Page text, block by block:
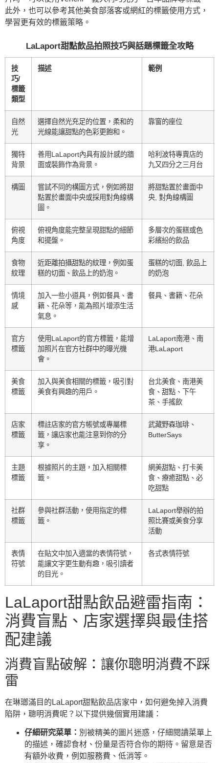
此外，也可以參考其他美食部落客或網紅的標籤使用方式，
學習更有效的標籤策略。
LaLaport甜點飲品拍照技巧與話題標籤全攻略
技
巧/
標籤
類型
描述 範例
自然
光
選擇自然光充足的位置，柔和的
光線能讓甜點的色彩更飽和。
靠窗的座位
獨特
背景
善用LaLaport內具有設計感的牆
面或裝飾作為背景。
哈利波特專賣店的
九又四分之三月台
構圖
嘗試不同的構圖方式，例如將甜
點置於畫面中央或採用對角線構
圖。
將甜點置於畫面中
央, 對角線構圖
俯視
角度
俯視角度能完整呈現甜點的細節
和擺盤。
多層次的蛋糕或色
彩繽紛的飲品
食物
紋理
近距離拍攝甜點的紋理，例如蛋
糕的切面、飲品上的奶泡。
蛋糕的切面, 飲品上
的奶泡
情境
感
加入一些小道具，例如餐具、書
籍、花朵等，能為照片增添生活
氣息。
餐具、書籍、花朵
官方
標籤
使用LaLaport的官方標籤，能增
加照片在官方社群中的曝光機
會。
LaLaport南港、南
港LaLaport
美食
標籤
加入與美食相關的標籤，吸引對
美食有興趣的用戶。
台北美食、南港美
食、甜點、下午
茶、手搖飲
店家
標籤
標註店家的官方帳號或專屬標
籤，讓店家也能注意到你的分
享。
武藏野森珈琲、
ButterSays
主題
標籤
根據照片的主題，加入相關標
籤。
網美甜點、打卡美
食、療癒甜點、必
吃甜點
社群
標籤
參與社群活動，使用指定的標
籤。
LaLaport舉辦的拍
照比賽或美食分享
活動
表情
符號
在貼文中加入適當的表情符號，
能讓文字更生動有趣，吸引讀者
的目光。
各式表情符號
LaLaport甜點飲品避雷指南：
消費盲點、店家選擇與最佳搭
配建議
消費盲點破解：讓你聰明消費不踩
雷
在琳瑯滿目的LaLaport甜點飲品店家中，如何避免掉入消費
陷阱，聰明消費呢？以下提供幾個實用建議：
仔細研究菜單： 別被精美的圖片迷惑，仔細閱讀菜單上
的描述，確認食材、份量是否符合你的期待。留意是否
有額外收費，例如服務費、低消等。